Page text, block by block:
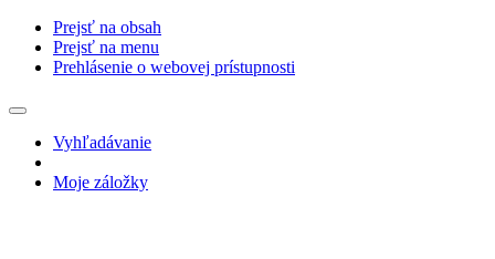
Prejsť na obsah
Prejsť na menu
Prehlásenie o webovej prístupnosti
Vyhľadávanie
Moje záložky